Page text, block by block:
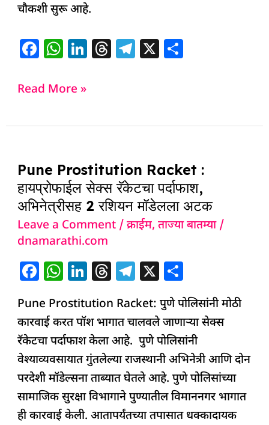
चौकशी सुरू आहे.
F
c
b
o
k
W
at
A
p
Li
dI
T
d
T
ra
X
Read More »
Pune Prostitution Racket :
हायप्रोफाईल सेक्स रॅकेटचा पर्दाफाश,
अभिनेत्रीसह 2 रशियन मॉडेलला अटक
Leave a Comment /क्राईम,ताज्या बातम्या/
dnamarathi.com
F
c
e
b
o
o
k
W
at
s
A
p
p
Li
k
e
dI
n
T
re
a
d
s
T
e
g
ra
m
X
h
ar
e
Pune Prostitution Racket: पुणे पोलिसांनी मोठी
कारवाई करत पॉश भागात चालवले जाणाऱ्या सेक्स
रॅकेटचा पर्दाफाश केला आहे. पुणे पोलिसांनी
वेश्याव्यवसायात गुंतलेल्या राजस्थानी अभिनेत्री आणि दोन
परदेशी मॉडेल्सना ताब्यात घेतले आहे. पुणे पोलिसांच्या
सामाजिक सुरक्षा विभागाने पुण्यातील विमाननगर भागात
ही कारवाई केली. आतापर्यंतच्या तपासात धक्कादायक
Prostitution
Racket
:
हायप्रोफाईल
सेक्स
रॅकेटचा
पर्दाफाश,
अभिनेत्रीसह
2
रशियन
मॉडेलला
अटक